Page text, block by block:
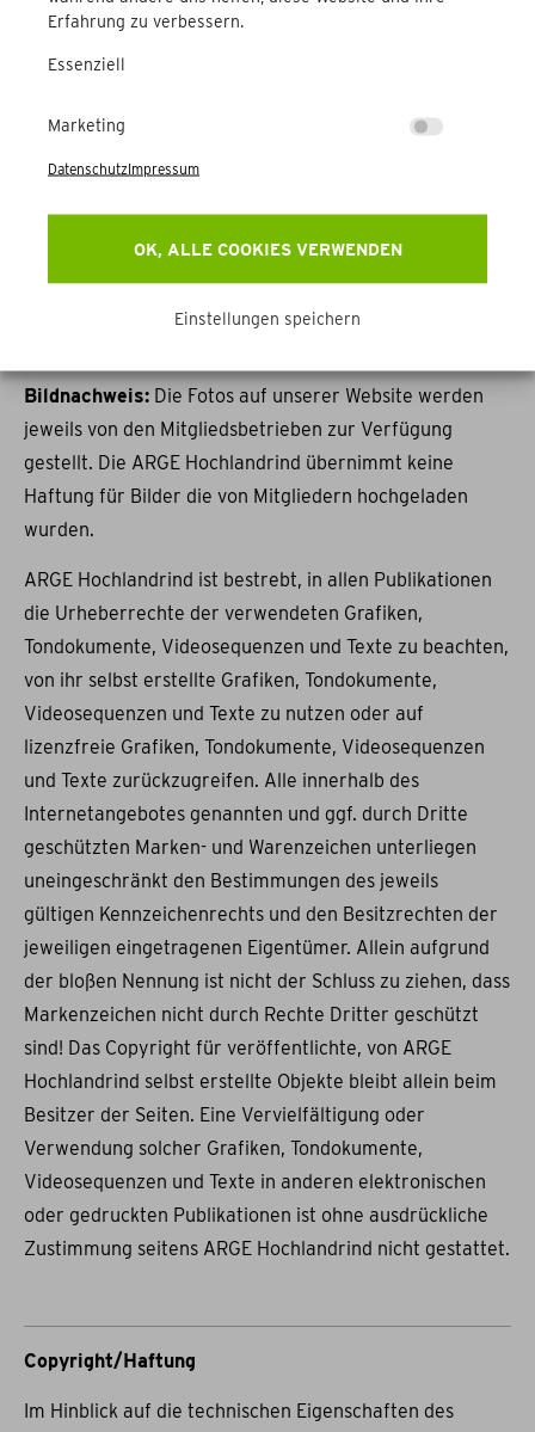
Erfahrung zu verbessern.
Essenziell
Marketing
OK, ALLE COOKIES VERWENDEN
Einstellungen speichern
DatenschutzImpressum
ähnlichem. Für illegale, fehlerhafte oder unvollständige
Inhalte und insbesondere für Schäden, die aus der
Informationen entstehen, haftet allein der Anbieter der
Seite, auf welche verwiesen wurde, nicht derjenige, der
Bildnachweis: Die Fotos auf unserer Website werden
jeweils von den Mitgliedsbetrieben zur Verfügung
gestellt. Die ARGE Hochlandrind übernimmt keine
Haftung für Bilder die von Mitgliedern hochgeladen
wurden.
ARGE Hochlandrind ist bestrebt, in allen Publikationen
die Urheberrechte der verwendeten Grafiken,
Tondokumente, Videosequenzen und Texte zu beachten,
von ihr selbst erstellte Grafiken, Tondokumente,
Videosequenzen und Texte zu nutzen oder auf
lizenzfreie Grafiken, Tondokumente, Videosequenzen
und Texte zurückzugreifen. Alle innerhalb des
Internetangebotes genannten und ggf. durch Dritte
geschützten Marken- und Warenzeichen unterliegen
uneingeschränkt den Bestimmungen des jeweils
gültigen Kennzeichenrechts und den Besitzrechten der
jeweiligen eingetragenen Eigentümer. Allein aufgrund
der bloßen Nennung ist nicht der Schluss zu ziehen, dass
Markenzeichen nicht durch Rechte Dritter geschützt
sind! Das Copyright für veröffentlichte, von ARGE
Hochlandrind selbst erstellte Objekte bleibt allein beim
Besitzer der Seiten. Eine Vervielfältigung oder
Verwendung solcher Grafiken, Tondokumente,
Videosequenzen und Texte in anderen elektronischen
oder gedruckten Publikationen ist ohne ausdrückliche
Zustimmung seitens ARGE Hochlandrind nicht gestattet.
Copyright/Haftung
Im Hinblick auf die technischen Eigenschaften des